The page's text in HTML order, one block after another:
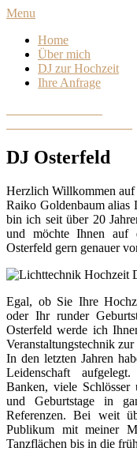
Skip
content
Menu
Home
Über mich
DJ zur Hochzeit
Ihre Anfrage
DJ Osterfeld
Herzlich Willkommen
Raiko Goldenbaum alias
bin ich seit über 20
und möchte Ihnen auf
Osterfeld gern genauer
Egal, ob Sie Ihre
oder Ihr runder
Osterfeld werde ich
Veranstaltungstechnik zur
In den letzten Jahren
Leidenschaft
Banken, viele
und Geburtstage in
Referenzen. Bei weit
Publikum mit meiner
Tanzflächen bis in die